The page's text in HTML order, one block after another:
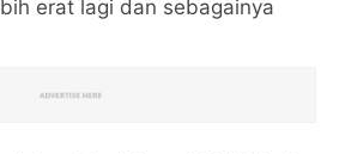
erat lagi dan sebagainya